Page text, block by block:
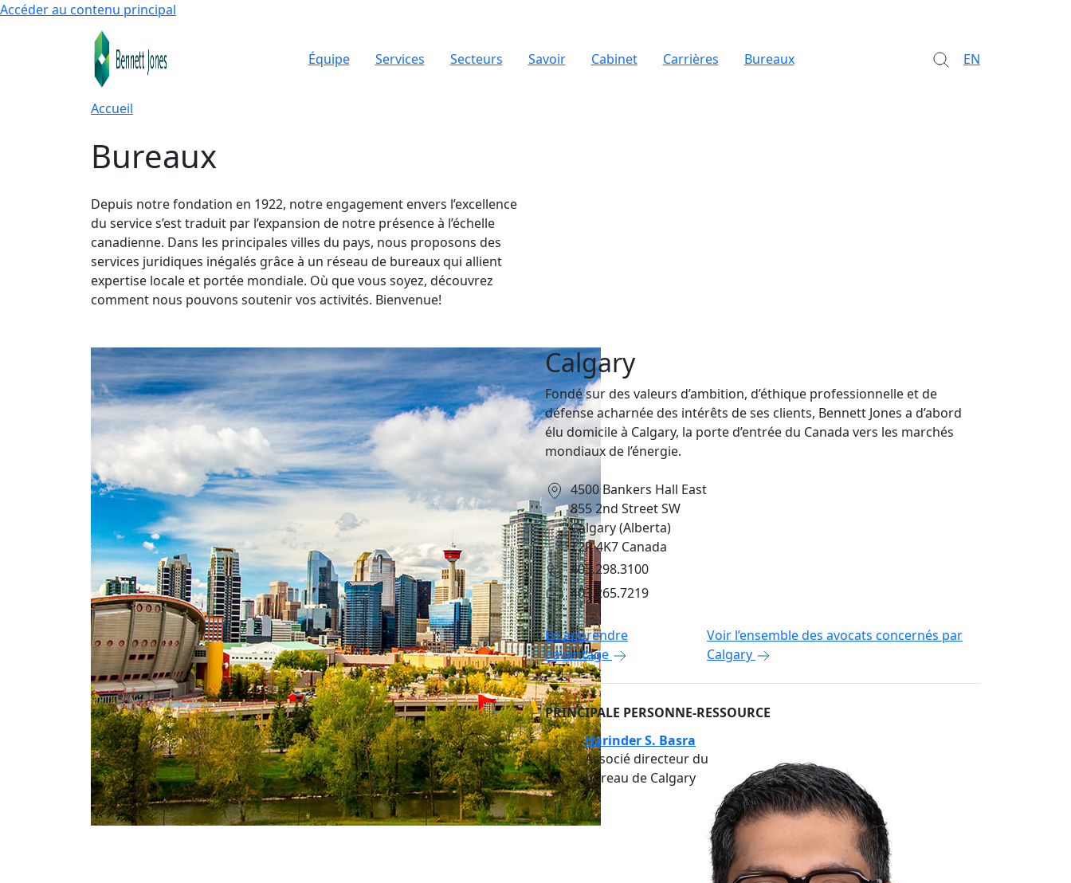
Accéder au contenu principal
Équipe Services Secteurs Savoir Cabinet Carrières Bureaux EN
Accueil
Bureaux
Depuis notre fondation en 1922, notre engagement envers l’excellence
du service s’est traduit par l’expansion de notre présence à l’échelle
canadienne. Dans les principales villes du pays, nous proposons des
services juridiques inégalés grâce à un réseau de bureaux qui allient
expertise locale et portée mondiale. Où que vous soyez, découvrez
comment nous pouvons soutenir vos activités. Bienvenue!
Calgary
Fondé sur des valeurs d’ambition, d’éthique professionnelle et de
défense acharnée des intérêts de ses clients, Bennett Jones a d’abord
élu domicile à Calgary, la porte d’entrée du Canada vers les marchés
mondiaux de l’énergie.
4500 Bankers Hall East
855 2nd Street SW
Calgary (Alberta)
T2P 4K7 Canada
403.298.3100
403.265.7219
En apprendre
davantage
Voir l’ensemble des avocats concernés par
Calgary
PRINCIPALE PERSONNE-RESSOURCE
Harinder S. Basra
Associé directeur du
bureau de Calgary